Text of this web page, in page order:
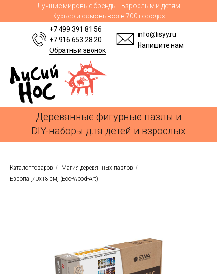
Лучшие мировые бренды | Взрослым и детям
Курьер и самовывоз в 700 городах
+7 499 391 81 56
+7 916 653 28 20
Обратный звонок
info@lisyy.ru
Напишите нам
Деревянные фигурные пазлы и
DIY-наборы для детей и взрослых
Каталог товаров / Магия деревянных пазлов /
Европа [70х18 см] (Eco-Wood-Art)